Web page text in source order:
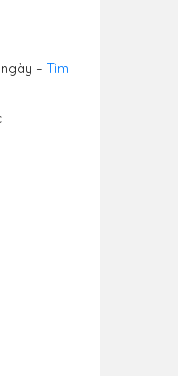
– Tìm